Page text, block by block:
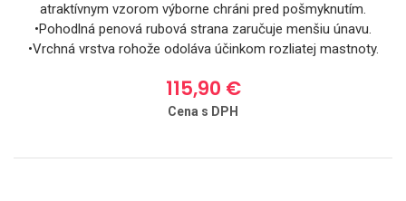
atraktívnym vzorom výborne chráni pred pošmyknutím.
•Pohodlná penová rubová strana zaručuje menšiu únavu.
•Vrchná vrstva rohože odoláva účinkom rozliatej mastnoty.
ktoré chránia pred zakopnutím a umožňujú prístup
mechanizmom s kolesami. Technické špecifikácie: •Schválený
115,90 €
Cena s DPH